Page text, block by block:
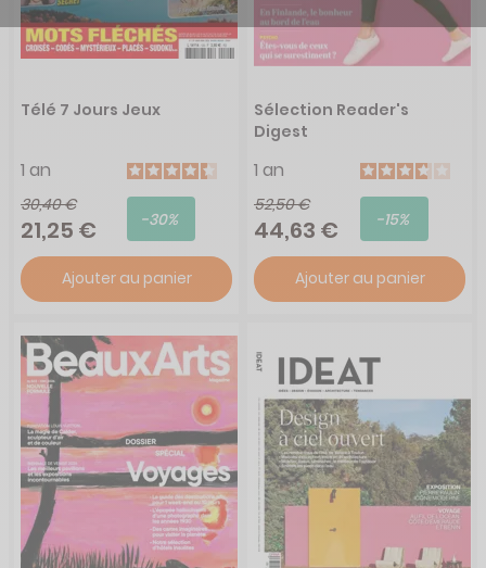
Télé 7 Jours Jeux
1 an
30,40 €
21,25 € -30%
Ajouter au panier
Sélection Reader's
Digest
1 an
52,50 €
44,63 € -15%
Ajouter au panier